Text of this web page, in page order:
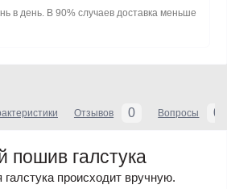
в день. В 90% случаев доставка меньше
Отзывов 0 Вопросы 0
пошив галстука
галстука происходит вручную.